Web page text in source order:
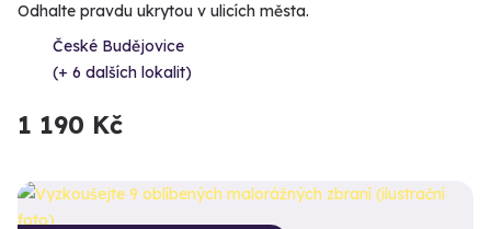
Odhalte pravdu ukrytou v ulicích města.
České Budějovice
(+ 6 dalších lokalit)
1 190 Kč